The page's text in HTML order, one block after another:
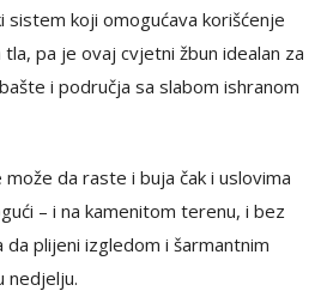
sistem koji omogućava korišćenje
pa je ovaj cvjetni žbun idealan za
i područja sa slabom ishranom
može da raste i buja čak i uslovima
– i na kamenitom terenu, i bez
plijeni izgledom i šarmantnim
nedjelju.